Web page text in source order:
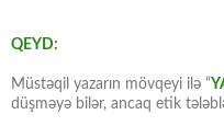
QEYD:
Müstəqil yazarın mövqeyi ilə “
düşməyə bilər, ancaq etik